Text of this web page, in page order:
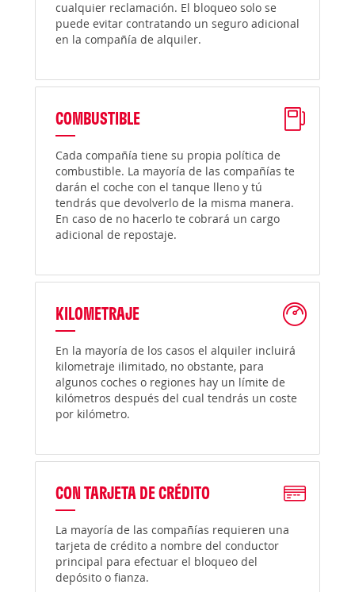
cualquier reclamación. El bloqueo solo se
puede evitar contratando un seguro adicional
en la compañía de alquiler.
COMBUSTIBLE
Cada compañía tiene su propia política de
combustible. La mayoría de las compañías te
darán el coche con el tanque lleno y tú
tendrás que devolverlo de la misma manera.
En caso de no hacerlo te cobrará un cargo
adicional de repostaje.
KILOMETRAJE
En la mayoría de los casos el alquiler incluirá
kilometraje ilimitado, no obstante, para
algunos coches o regiones hay un límite de
kilómetros después del cual tendrás un coste
por kilómetro.
CON TARJETA DE CRÉDITO
La mayoría de las compañías requieren una
tarjeta de crédito a nombre del conductor
principal para efectuar el bloqueo del
depósito o fianza.